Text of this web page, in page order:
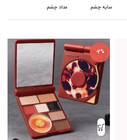
سایه چشم مداد چشم
-2%